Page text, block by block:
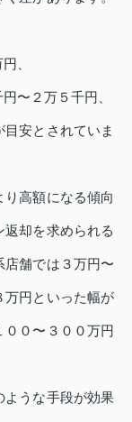
、
〜２万５千円、
目安とされていま
高額になる傾向
却を求められる
舗では３万円〜
万円といった幅が
００〜３００万円
ような手段が効果